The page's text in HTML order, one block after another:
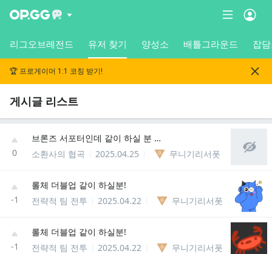
리그오브레전드 유저 찾기 양성소 배틀그라운드 잡
🏆 프로게이머 1:1 코칭 받기!
게시글 리스트
0
브론즈 서포터인데 같이 하실 분 정글 탑 미드 환영!!
소환사의 협곡
2025.04.25 무니기리서폿
-1
롤체 더블업 같이 하실분!
전략적 팀 전투
2025.04.22 무니기리서폿
-1
롤체 더블업 같이 하실분!
전략적 팀 전투
2025.04.22 무니기리서폿